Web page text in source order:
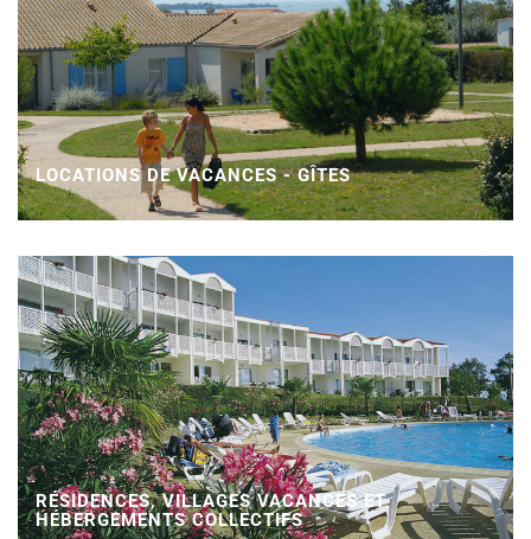
LOCATIONS DE VACANCES - GÎTES
RÉSIDENCES, VILLAGES VACANCES ET
HÉBERGEMENTS COLLECTIFS